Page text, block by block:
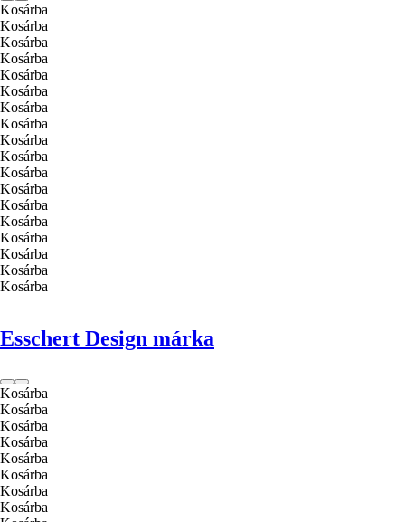
Kosárba
Kosárba
Kosárba
Kosárba
Kosárba
Kosárba
Kosárba
Kosárba
Kosárba
Kosárba
Kosárba
Kosárba
Kosárba
Kosárba
Kosárba
Kosárba
Kosárba
Kosárba
Esschert Design márka
Kosárba
Kosárba
Kosárba
Kosárba
Kosárba
Kosárba
Kosárba
Kosárba